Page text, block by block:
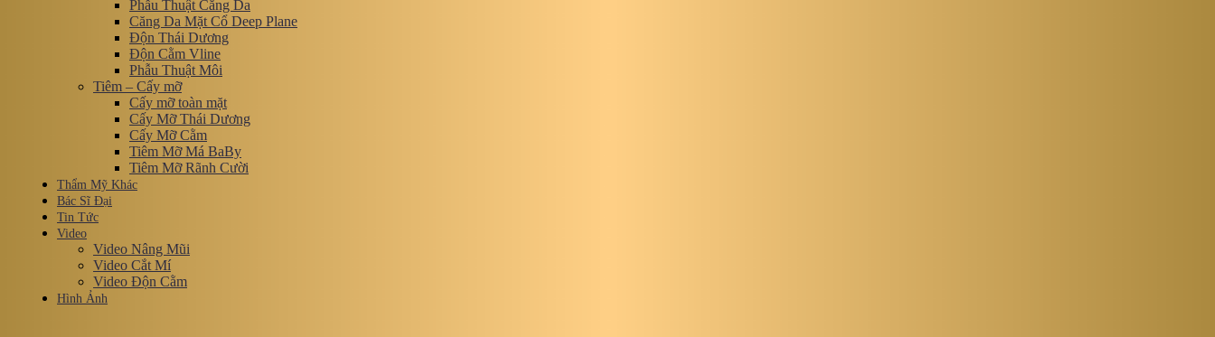
Phẫu Thuật Căng Da
Căng Da Mặt Cổ Deep Plane
Độn Thái Dương
Độn Cằm Vline
Phẫu Thuật Môi
Tiêm – Cấy mỡ
Cấy mỡ toàn mặt
Cấy Mỡ Thái Dương
Cấy Mỡ Cằm
Tiêm Mỡ Má BaBy
Tiêm Mỡ Rãnh Cười
Thẩm Mỹ Khác
Bác Sĩ Đại
Tin Tức
Video
Video Nâng Mũi
Video Cắt Mí
Video Độn Cằm
Hình Ảnh